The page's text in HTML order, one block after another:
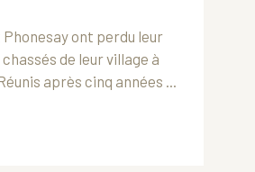
Phonesay ont perdu leur
de leur village à
après cinq années ...